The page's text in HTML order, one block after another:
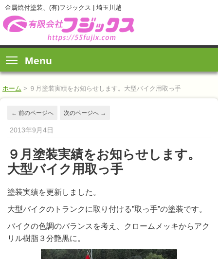
金属焼付塗装、(有)フジックス | 埼玉川越
Menu
ホーム > ９月塗装実績をお知らせします。大型バイク用取っ手
← 前のページへ 次のページへ →
2013年9月4日
９月塗装実績をお知らせします。
大型バイク用取っ手
塗装実績を更新しました。
大型バイクのトランクに取り付ける”取っ手”の塗装です。
バイクの色調のバランスを考え、クロームメッキからアク
リル樹脂３分艶黒に。